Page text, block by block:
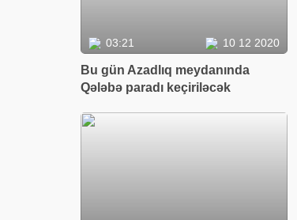
03:21 10 12 2020
Bu gün Azadlıq meydanında
Qələbə paradı keçiriləcək